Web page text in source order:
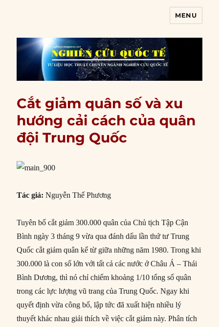
MENU
Cắt giảm quân số và xu
hướng cải cách của quân
đội Trung Quốc
Tác giả: Nguyễn Thế Phương
Tuyên bố cắt giảm 300.000 quân của Chủ tịch Tập Cận
Bình ngày 3 tháng 9 vừa qua đánh dấu lần thứ tư Trung
Quốc cắt giảm quân kể từ giữa những năm 1980. Trong khi
300.000 là con số lớn với tất cả các nước ở Châu Á – Thái
Bình Dương, thì nó chỉ chiếm khoảng 1/10 tổng số quân
trong các lực lượng vũ trang của Trung Quốc. Ngay khi
quyết định vừa công bố, lập tức đã xuất hiện nhiều lý
thuyết khác nhau giải thích về việc cắt giảm này. Phân tích